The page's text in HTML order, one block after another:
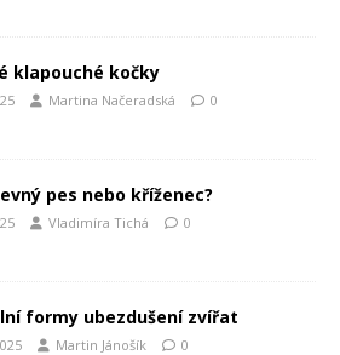
klapouché kočky
Martina Načeradská 0
pes nebo kříženec?
Vladimíra Tichá 0
formy ubezdušení zvířat
Martin Jánošík 0